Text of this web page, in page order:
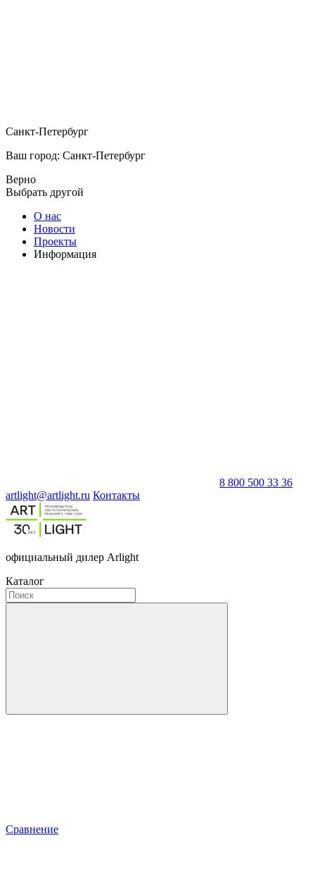
Санкт-Петербург
Ваш город: Санкт-Петербург
Верно
Выбрать другой
О нас
Новости
Проекты
Информация
8 800 500 33 36
artlight@artlight.ru Контакты
официальный дилер Arlight
Каталог
Сравнение